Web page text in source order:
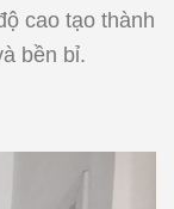
cao tạo thành
bền bỉ.